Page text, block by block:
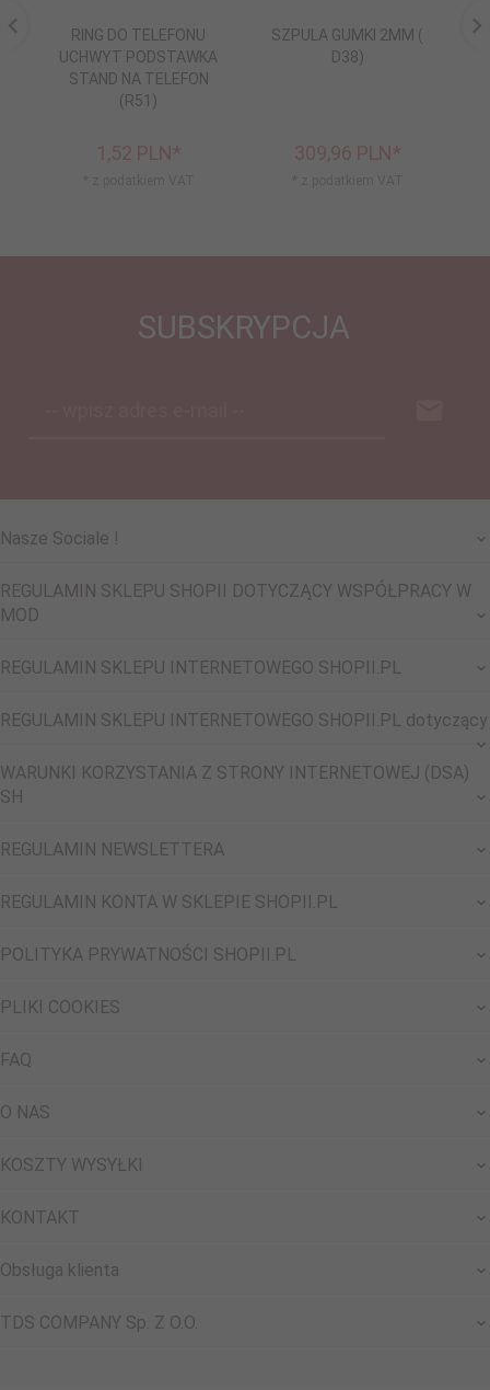
RING DO TELEFONU
UCHWYT PODSTAWKA
STAND NA TELEFON
(R51)
1,52 PLN*
SZPULA GUMKI 2MM (
D38)
309,96 PLN*
SUBSKRYPCJA
Nasze Sociale !
REGULAMIN SKLEPU SHOPII DOTYCZĄCY WSPÓŁPRACY W
MOD
REGULAMIN SKLEPU INTERNETOWEGO SHOPII.PL
REGULAMIN SKLEPU INTERNETOWEGO SHOPII.PL dotyczący
WARUNKI KORZYSTANIA Z STRONY INTERNETOWEJ (DSA)
SH
REGULAMIN NEWSLETTERA
REGULAMIN KONTA W SKLEPIE SHOPII.PL
POLITYKA PRYWATNOŚCI SHOPII.PL
PLIKI COOKIES
FAQ
O NAS
KOSZTY WYSYŁKI
KONTAKT
Obsługa klienta
TDS COMPANY Sp. Z O.O.